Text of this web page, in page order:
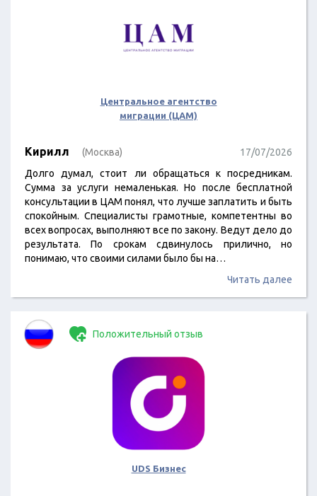
Центральное агентство
миграции (ЦАМ)
Кирилл (Москва)
17/07/2026
Долго думал, стоит ли обращаться к посредникам.
Сумма за услуги немаленькая. Но после бесплатной
консультации в ЦАМ понял, что лучше заплатить и быть
спокойным. Специалисты грамотные, компетентны во
всех вопросах, выполняют все по закону. Ведут дело до
результата. По срокам сдвинулось прилично, но
понимаю, что своими силами было бы на…
Читать далее
Положительный отзыв
UDS Бизнес